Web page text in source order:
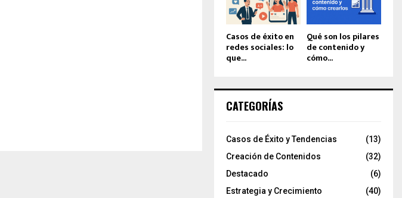
Casos de éxito en
redes sociales: lo
que...
Qué son los pilares
de contenido y
cómo...
CATEGORÍAS
Casos de Éxito y Tendencias
(13)
Creación de Contenidos
(32)
Destacado
(6)
Estrategia y Crecimiento
(40)